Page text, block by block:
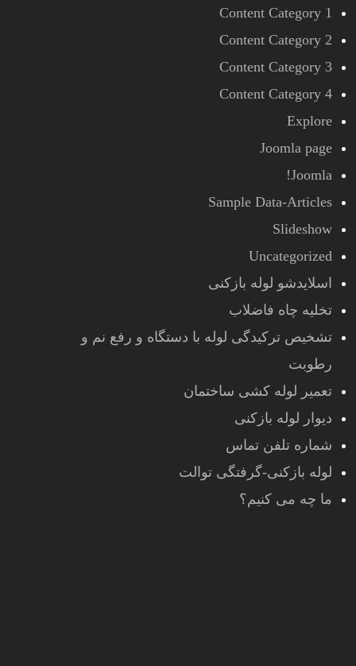
Content Category 1
Content Category 2
Content Category 3
Content Category 4
Explore
Joomla page
Joomla!
Sample Data-Articles
Slideshow
Uncategorized
اسلایدشو لوله بازکنی
تخلیه چاه فاضلاب
تشخیص ترکیدگی لوله با دستگاه و رفع نم و
رطوبت
تعمیر لوله کشی ساختمان
دیوار لوله بازکنی
شماره تلفن تماس
لوله بازکنی-گرفتگی توالت
ما چه می کنیم؟